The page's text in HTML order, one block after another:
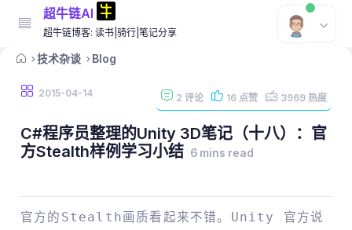
超牛链AI
超牛链博客: 读书|骑行|笔记分享
技术杂谈 Blog
2015-04-14 2 评论 16 点赞 3969 热度
C#程序员整理的Unity 3D笔记（十八）：官
方Stealth样例学习小结 6 mins read
官方的Stealth画质看起来不错。Unity 官方说